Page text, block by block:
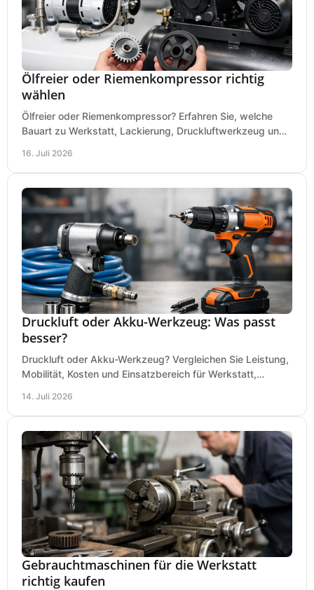
Ölfreier oder Riemenkompressor richtig
wählen
Ölfreier oder Riemenkompressor? Erfahren Sie, welche
Bauart zu Werkstatt, Lackierung, Druckluftwerkzeug und
16. Juli 2026
Druckluft oder Akku-Werkzeug: Was passt
besser?
Druckluft oder Akku-Werkzeug? Vergleichen Sie Leistung,
Mobilität, Kosten und Einsatzbereich für Werkstatt,
14. Juli 2026
Gebrauchtmaschinen für die Werkstatt
richtig kaufen